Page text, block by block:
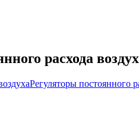
расхода
Регуляторы постоянного